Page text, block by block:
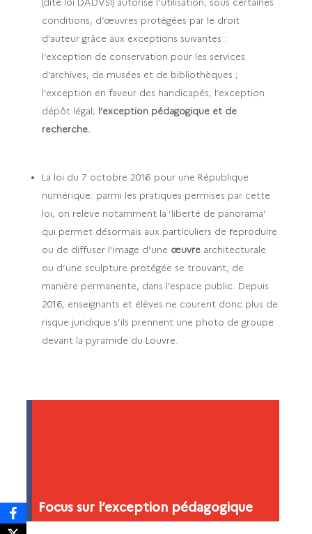
(dite loi DADVSI) autorise l’utilisation, sous certaines
conditions, d’œuvres protégées par le droit
d’auteur grâce aux exceptions suivantes :
l’exception de conservation pour les services
d’archives, de musées et de bibliothèques ;
l’exception en faveur des handicapés; l’exception
dépôt légal; l’exception pédagogique et de
recherche.
La loi du 7 octobre 2016 pour une République
numérique: parmi les pratiques permises par cette
loi, on relève notamment la ‘liberté de panorama’
qui permet désormais aux particuliers de reproduire
ou de diffuser l’image d’une œuvre architecturale
ou d’une sculpture protégée se trouvant, de
manière permanente, dans l’espace public. Depuis
2016, enseignants et élèves ne courent donc plus de
risque juridique s’ils prennent une photo de groupe
devant la pyramide du Louvre.
Focus sur l’exception pédagogique